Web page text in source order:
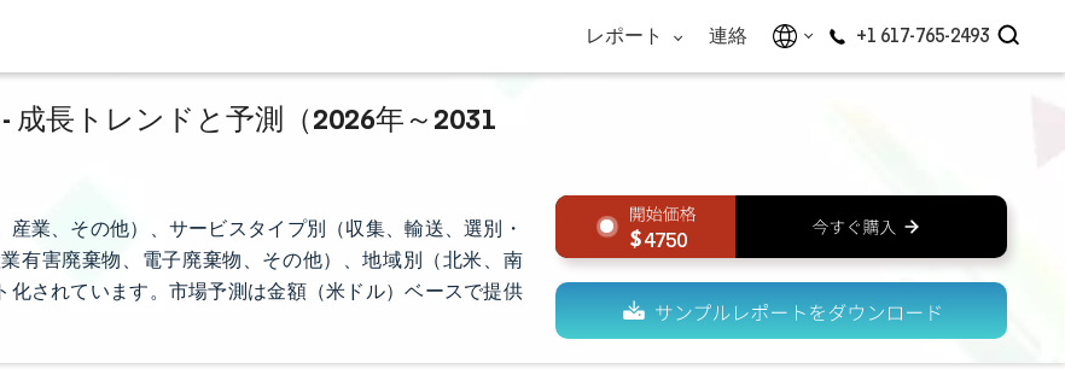
レポート 連絡 +1 617-765-2493
成長トレンドと予測（2026年～2031
業、その他）、サービスタイプ別（収集、輸送、選別・
有害廃棄物、電子廃棄物、その他）、地域別（北米、南
されています。市場予測は金額（米ドル）ベースで提供
4750